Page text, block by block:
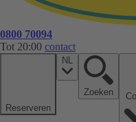
0800 70094
Tot 20:00 contact
Reserveren
NL
Zoeken